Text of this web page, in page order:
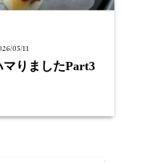
05/11
りましたPart3